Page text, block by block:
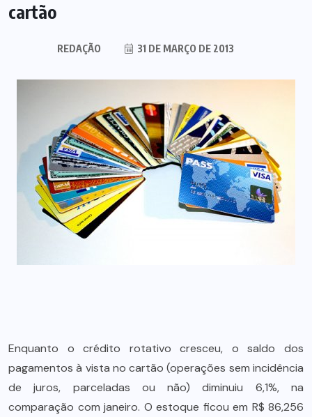
cartão
REDAÇÃO 31 DE MARÇO DE 2013
Enquanto o crédito rotativo cresceu, o saldo dos
pagamentos à vista no cartão (operações sem incidência
de juros, parceladas ou não) diminuiu 6,1%, na
comparação com janeiro. O estoque ficou em R$ 86,256